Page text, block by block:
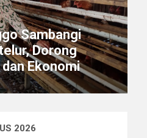
Sambangi
Dorong
Ekonomi
2026